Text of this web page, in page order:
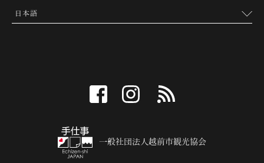
facebook instagram
一般社団法人越前市観光協会